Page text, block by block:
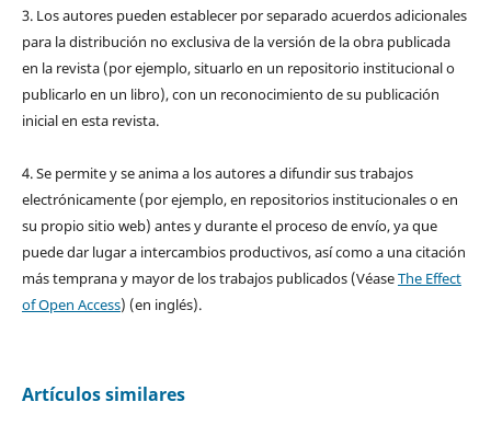
3. Los autores pueden establecer por separado acuerdos adicionales
para la distribución no exclusiva de la versión de la obra publicada
en la revista (por ejemplo, situarlo en un repositorio institucional o
publicarlo en un libro), con un reconocimiento de su publicación
inicial en esta revista.
4. Se permite y se anima a los autores a difundir sus trabajos
electrónicamente (por ejemplo, en repositorios institucionales o en
su propio sitio web) antes y durante el proceso de envío, ya que
puede dar lugar a intercambios productivos, así como a una citación
más temprana y mayor de los trabajos publicados (VéaseThe Effect
of Open Access) (en inglés).
Artículos similares